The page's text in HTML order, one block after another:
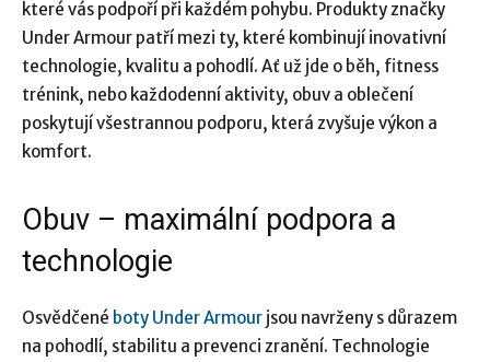
které vás podpoří při každém pohybu. Produkty značky
Under Armour patří mezi ty, které kombinují inovativní
technologie, kvalitu a pohodlí. Ať už jde o běh, fitness
trénink, nebo každodenní aktivity, obuv a oblečení
poskytují všestrannou podporu, která zvyšuje výkon a
komfort.
Obuv – maximální podpora a
technologie
Osvědčené boty Under Armour jsou navrženy s důrazem
na pohodlí, stabilitu a prevenci zranění. Technologie